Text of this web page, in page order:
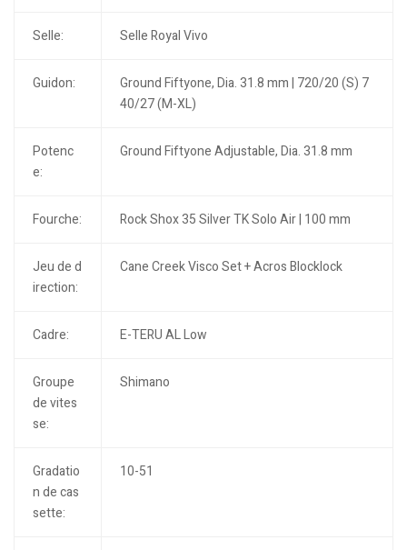
Selle: Selle Royal Vivo
Guidon:
Ground Fiftyone, Dia. 31.8 mm | 720/20 (S) 7
40/27 (M-XL)
Potenc
e:
Ground Fiftyone Adjustable, Dia. 31.8 mm
Fourche: Rock Shox 35 Silver TK Solo Air | 100 mm
Jeu de d
irection:
Cane Creek Visco Set + Acros Blocklock
Cadre: E-TERU AL Low
Groupe
de vites
se:
Shimano
Gradatio
n de cas
sette:
10-51